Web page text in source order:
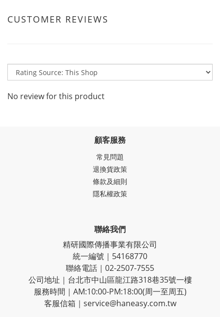
CUSTOMER REVIEWS
No review for this product
顧客服務
常見問題
退換貨政策
條款及細則
隱私權政策
聯絡我們
精研國際傳播事業有限公司
統一編號｜54168770
聯絡電話｜02-2507-7555
公司地址｜台北市中山區龍江路318巷35號一樓
服務時間｜AM:10:00-PM:18:00(周一至周五)
客服信箱｜service@haneasy.com.tw